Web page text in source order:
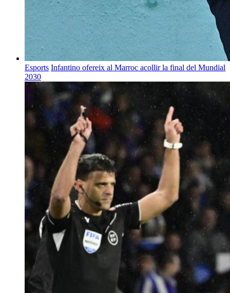
Esports Infantino ofereix al Marroc acollir la final del Mundial
2030